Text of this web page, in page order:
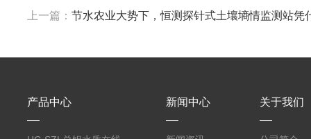
上一篇： 节水农业大势下，恒测探针式土壤墒情监测站凭
产品中心 新闻中心 关于我们